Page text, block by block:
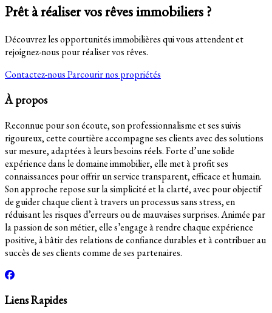
Prêt à réaliser vos rêves immobiliers ?
Découvrez les opportunités immobilières qui vous attendent et
rejoignez-nous pour réaliser vos rêves.
Contactez-nousParcourir nos propriétés
À propos
Reconnue pour son écoute, son professionnalisme et ses suivis
rigoureux, cette courtière accompagne ses clients avec des solutions
sur mesure, adaptées à leurs besoins réels. Forte d’une solide
expérience dans le domaine immobilier, elle met à profit ses
connaissances pour offrir un service transparent, efficace et humain.
Son approche repose sur la simplicité et la clarté, avec pour objectif
de guider chaque client à travers un processus sans stress, en
réduisant les risques d’erreurs ou de mauvaises surprises. Animée par
la passion de son métier, elle s’engage à rendre chaque expérience
positive, à bâtir des relations de confiance durables et à contribuer au
succès de ses clients comme de ses partenaires.
Liens Rapides